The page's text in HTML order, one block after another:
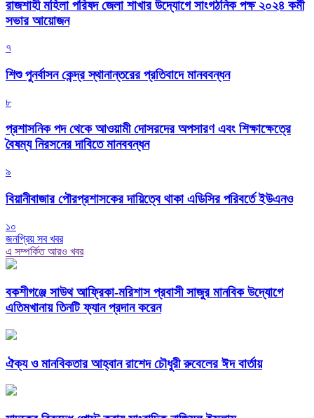
রাজশাহী মহিলা পরিষদ জেলা শাখার উদ্যোগে সাংগঠনিক পক্ষ ২০২৪ কর্মী
সভার আয়োজন
৭
শিশু পুনর্বাসন কেন্দ্র স্থানান্তরের প্রতিবাদে মানববন্ধন
৮
প্রশাসনিক পদ থেকে আওয়ামী দোসরদের অপসারণ এবং শিক্ষাক্ষেত্রে
বৈষম্য নিরসনের দাবিতে মানববন্ধন
৯
বিয়ানীবাজার পৌরপ্রশাসকের দায়িত্বে থাকা এডিসির পরিবর্তে ইউএনও
১০
জনপ্রিয় সব খবর
এ সম্পর্কিত আরও খবর
বকশীগঞ্জে সাউথ আফ্রিকা-মরিশাস প্রবাসী সাজুর মানবিক উদ্যোগে
এতিমখানায় তিনটি ফ্যান প্রদান করেন
ঐক্য ও মানবিকতার আহ্বান রাশেদ চৌধুরী রুবেলের ঈদ বার্তায়